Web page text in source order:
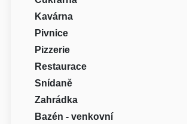
Kavárna
Pivnice
Pizzerie
Restaurace
Snídaně
Zahrádka
Bazén - venkovní